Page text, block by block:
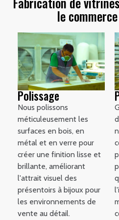
le
Polissage
Nous polissons
méticuleusement les
surfaces en bois, en
métal et en verre pour
créer une finition lisse et
brillante, améliorant
l'attrait visuel des
présentoirs à bijoux pour
les environnements de
vente au détail.